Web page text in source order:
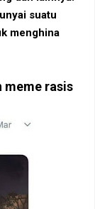
suatu
menghina
meme rasis